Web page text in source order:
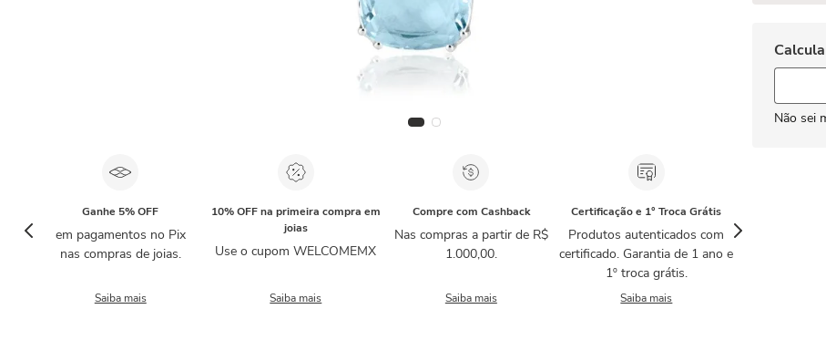
Ganhe 5% OFF
em pagamentos no Pix
nas compras de joias.
Saiba mais
10% OFF na primeira compra em
joias
Use o cupom WELCOMEMX
Saiba mais
Compre com Cashback
Nas compras a partir de R$
1.000,00.
Saiba mais
Certificação e 1° Troca Grátis
Produtos autenticados com
certificado. Garantia de 1 ano e
1º troca grátis.
Saiba mais
Não sei